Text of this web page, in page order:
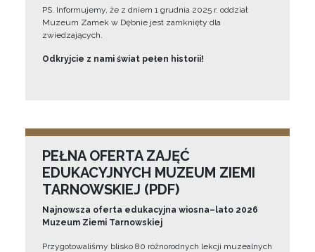
PS. Informujemy, że z dniem 1 grudnia 2025 r. oddział
Muzeum Zamek w Dębnie jest zamknięty dla
zwiedzających.
Odkryjcie z nami świat pełen historii!
PEŁNA OFERTA ZAJĘĆ
EDUKACYJNYCH MUZEUM ZIEMI
TARNOWSKIEJ (PDF)
Najnowsza oferta edukacyjna wiosna–lato 2026
Muzeum Ziemi Tarnowskiej
Przygotowaliśmy blisko 80 różnorodnych lekcji muzealnych